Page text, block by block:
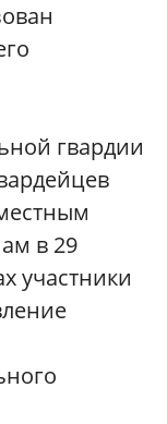
гвардии
в 29
участники